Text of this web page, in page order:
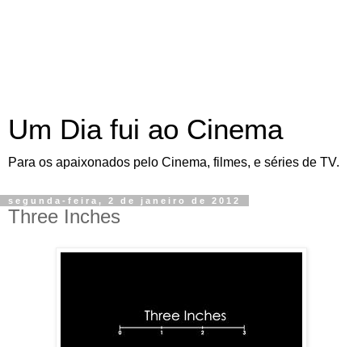
Um Dia fui ao Cinema
Para os apaixonados pelo Cinema, filmes, e séries de TV.
segunda-feira, 2 de janeiro de 2012
Three Inches